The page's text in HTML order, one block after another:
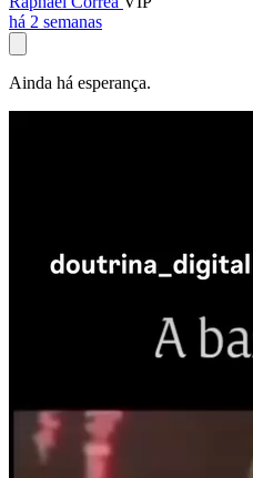
há 2 semanas
Ainda há esperança.